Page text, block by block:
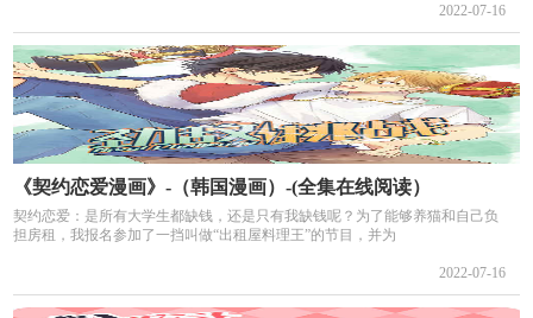
2022-07-16
《契约恋爱漫画》-（韩国漫画）-(全集在线阅读）
契约恋爱：是所有大学生都缺钱，还是只有我缺钱呢？为了能够养猫和自己负
担房租，我报名参加了一挡叫做“出租屋料理王”的节目，并为
2022-07-16